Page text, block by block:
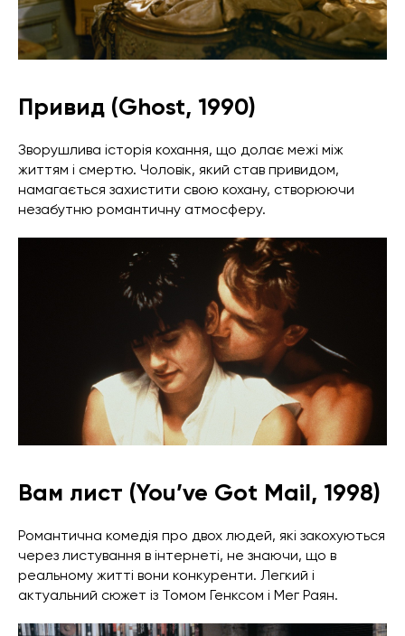
Привид (Ghost, 1990)
Зворушлива історія кохання, що долає межі між
життям і смертю. Чоловік, який став привидом,
намагається захистити свою кохану, створюючи
незабутню романтичну атмосферу.
Вам лист (You’ve Got Mail, 1998)
Романтична комедія про двох людей, які закохуються
через листування в інтернеті, не знаючи, що в
реальному житті вони конкуренти. Легкий і
актуальний сюжет із Томом Генксом і Мег Раян.